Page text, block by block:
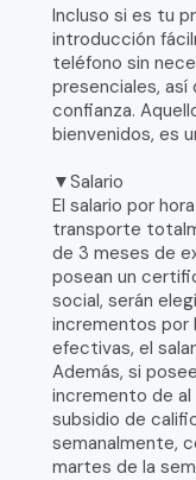
Incluso si es tu
introducción
teléfono sin
presenciales,
confianza.
bienvenidos, es
▼Salario
El salario por
transporte
de 3 meses de
posean un
social, serán
incrementos por
efectivas, el
Además, si
incremento de
subsidio de
semanalmente,
martes de la